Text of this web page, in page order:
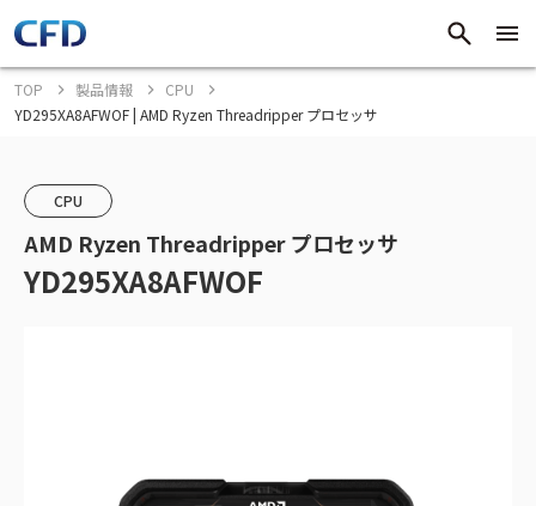
TOP 製品情報
CPU
YD295XA8AFWOF | AMD Ryzen Threadripper プロセッサ
CPU
AMD Ryzen Threadripper プロセッサ
YD295XA8AFWOF